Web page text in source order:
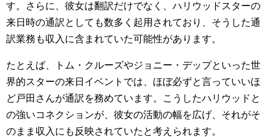
す。さらに、彼女は翻訳だけでなく、ハリウッドスターの
来日時の通訳としても数多く起用されており、そうした通
訳業務も収入に含まれていた可能性があります。
たとえば、トム・クルーズやジョニー・デップといった世
界的スターの来日イベントでは、ほぼ必ずと言っていいほ
ど戸田さんが通訳を務めています。こうしたハリウッドと
の強いコネクションが、彼女の活動の幅を広げ、それがそ
のまま収入にも反映されていたと考えられます。